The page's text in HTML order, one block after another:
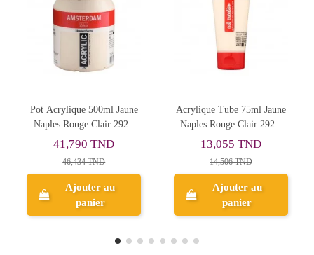
Acrylique Tube 75ml Jaune
Naples Rouge Clair 292 -
Art Creation
13,055 TND
14,506 TND
Ajouter au
panier
Spray Acrylique Gris Clair
Mat 200 Ml EDDING
23,198 TND
25,775 TND
Ajouter au
panier